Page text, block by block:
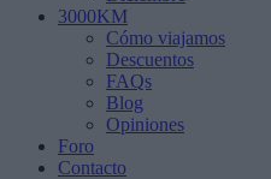
3000KM
Cómo viajamos
Descuentos
FAQs
Blog
Opiniones
Foro
Contacto